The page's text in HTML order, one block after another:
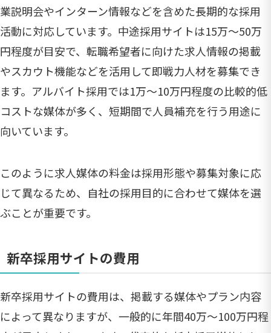
業説明会やインターン情報などを含めた長期的な採用
活動に対応しています。中途採用サイトは15万〜50万
円程度が目安で、転職希望者に向けた求人情報の掲載
やスカウト機能などを活用して即戦力人材を募集でき
ます。アルバイト採用では1万〜10万円程度の比較的低
コストな媒体が多く、短期間で人員補充を行う用途に
向いています。
このように求人媒体の料金は採用形態や募集対象に応
じて異なるため、自社の採用目的に合わせて媒体を選
ぶことが重要です。
新卒採用サイトの費用
新卒採用サイトの費用は、掲載する媒体やプラン内容
によって異なりますが、一般的に年間40万〜100万円程